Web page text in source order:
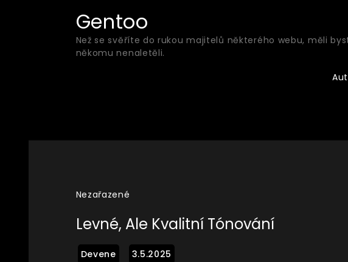
Gentoo
Než se svěříte do rukou majitelů některého webu, měli
někomu nenaletěli.
Nezařazené
Levné, Ale Kvalitní Tónování